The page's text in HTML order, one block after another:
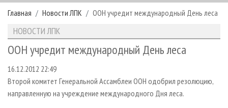
РУБРИКИ И ТЕМЫ
РУБРИКИ ЖУРНАЛА
ЛЕСНОЕ ХОЗЯЙСТВО
ЛЕСОЗАГОТОВКА
ЛЕСОПИЛЕНИЕ
ДЕРЕВООБРАБОТКА
НОВОСТИ
КАЛЕНДАРЬ СОБЫТИЙ
НОВОСТИ ЛПК
НОВОСТИ ЖУРНАЛА
НОВОСТИ КОМПАНИЙ
ПРОЕКТЫ ЛПИ
АНАЛИТИКА
ПРЕДПРИЯТИЯ ЛПК
ЛЕСНЫЕ РЕГИОНЫ РОССИИ
АРХИВ
АРХИВ ЖУРНАЛОВ
О ЖУРНАЛЕ
РЕКЛАМОДАТЕЛЯМ
Главная Новости ЛПК ООН учредит международный День леса
НОВОСТИ ЛПК
ООН учредит международный День леса
16.12.2012 22:49
Второй комитет Генеральной Ассамблеи ООН одобрил резолюцию,
направленную на учреждение международного Дня леса.